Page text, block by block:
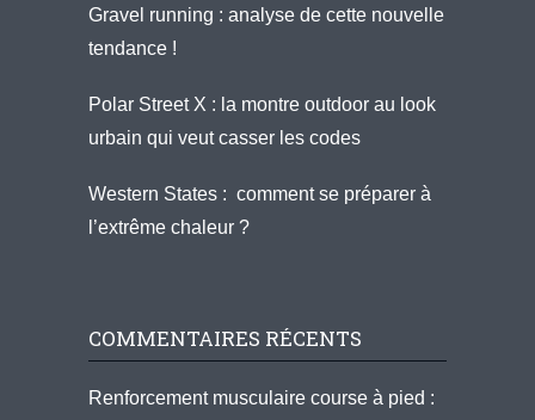
Gravel running : analyse de cette nouvelle
tendance !
Polar Street X : la montre outdoor au look
urbain qui veut casser les codes
Western States : comment se préparer à
l’extrême chaleur ?
COMMENTAIRES RÉCENTS
Renforcement musculaire course à pied :